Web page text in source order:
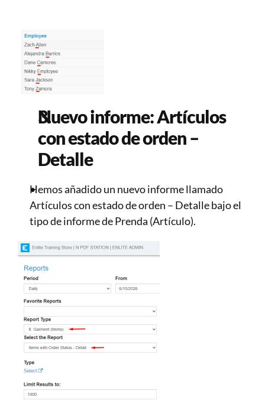
Nuevo informe: Artículos
con estado de orden –
Detalle
Hemos añadido un nuevo informe llamado
Artículos con estado de orden – Detalle bajo el
tipo de informe de Prenda (Artículo).